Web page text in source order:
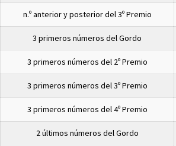
n.º anterior y posterior del 3º Premio
3 primeros números del Gordo
3 primeros números del 2º Premio
3 primeros números del 3º Premio
3 primeros números del 4º Premio
2 últimos números del Gordo